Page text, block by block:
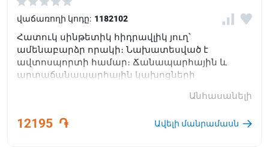
վաճառողի կոդը: 1182102
Հատուկ սինթետիկ հիդրավլիկ յուղ՝
ամենաբարձր որակի։ Նախատեսված է
ավտոսպորտի համար։ Ճանապարհային և
արտաճանապարհային կախոցների
Անհասանելի
12195 ֏ Ավելի մանրամասն